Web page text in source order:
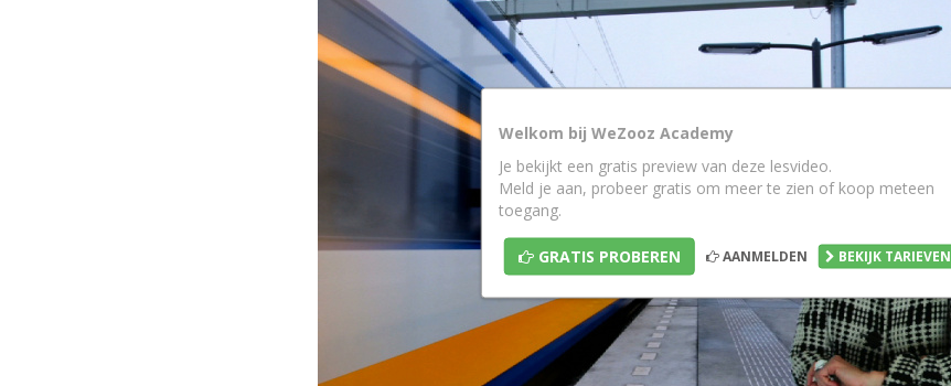
Welkom bij WeZooz Academy
Je bekijkt een gratis preview van deze lesvideo.
Meld je aan, probeer gratis om meer te zien of koop meteen
toegang.
GRATIS PROBEREN AANMELDEN BEKIJK TARIEVEN